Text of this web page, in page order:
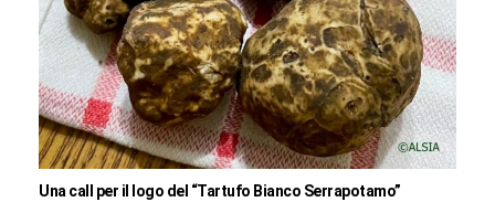
Una call per il logo del “Tartufo Bianco Serrapotamo”